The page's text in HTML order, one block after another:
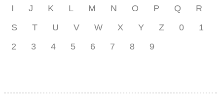
I
J K L M N O P Q
R
S
T U V W X Y Z 0
1
2
3 4 5 6 7 8 9